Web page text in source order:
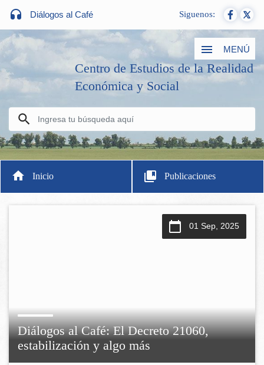
Diálogos al Café Siguenos:
MENÚ
Centro de Estudios de la Realidad
Económica y Social
Inicio Publicaciones
01 Sep, 2025
Diálogos al Café: El Decreto 21060,
estabilización y algo más